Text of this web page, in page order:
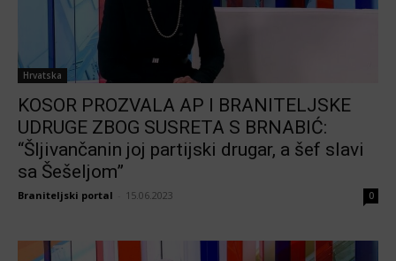
Hrvatska
KOSOR PROZVALA AP I BRANITELJSKE
UDRUGE ZBOG SUSRETA S BRNABIĆ:
“Šljivančanin joj partijski drugar, a šef slavi
sa Šešeljom”
Braniteljski portal 15.06.2023 0